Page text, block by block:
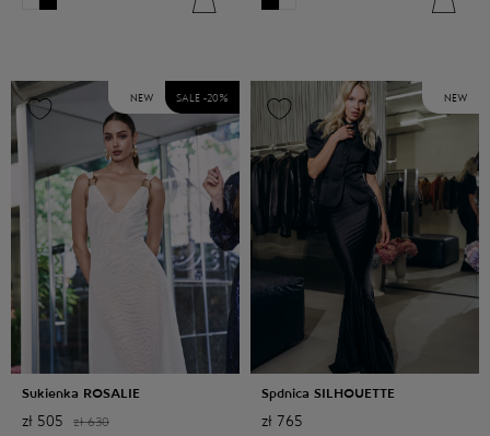
Sukienka ROSALIE
zł 505 zł 630
NEW SALE -20 %
Spdnica SILHOUETTE
zł 765
NEW